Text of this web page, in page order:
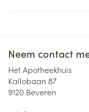
Neem contact
Het Apotheekhuis
Kallobaan 87
9120 Beveren